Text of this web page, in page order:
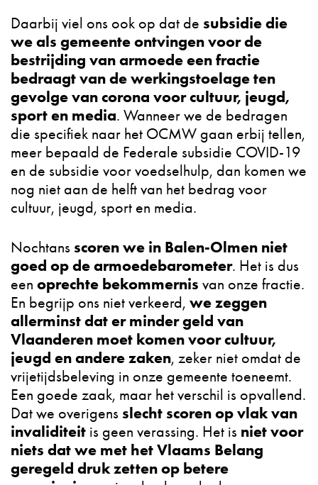
Daarbij viel ons ook op dat de subsidie die
we als gemeente ontvingen voor de
bestrijding van armoede een fractie
bedraagt van de werkingstoelage ten
gevolge van corona voor cultuur, jeugd,
sport en media. Wanneer we de bedragen
die specifiek naar het OCMW gaan erbij tellen,
meer bepaald de Federale subsidie COVID-19
en de subsidie voor voedselhulp, dan komen we
nog niet aan de helft van het bedrag voor
cultuur, jeugd, sport en media.
Nochtans scoren we in Balen-Olmen niet
goed op de armoedebarometer. Het is dus
een oprechte bekommernis van onze fractie.
En begrijp ons niet verkeerd, we zeggen
allerminst dat er minder geld van
Vlaanderen moet komen voor cultuur,
jeugd en andere zaken, zeker niet omdat de
vrijetijdsbeleving in onze gemeente toeneemt.
Een goede zaak, maar het verschil is opvallend.
Dat we overigens slecht scoren op vlak van
invaliditeit is geen verassing. Het is niet voor
niets dat we met het Vlaams Belang
geregeld druk zetten op betere